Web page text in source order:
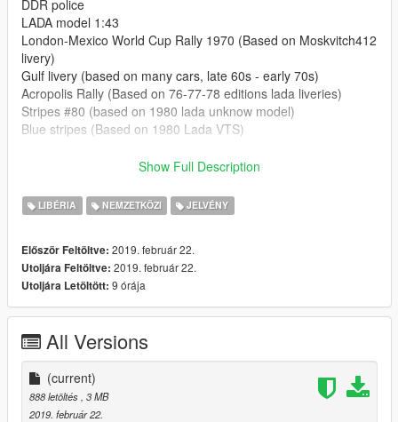
DDR police
LADA model 1:43
London-Mexico World Cup Rally 1970 (Based on Moskvitch412
livery)
Gulf livery (based on many cars, late 60s - early 70s)
Acropolis Rally (Based on 76-77-78 editions lada liveries)
Stripes #80 (based on 1980 lada unknow model)
Blue stripes (Based on 1980 Lada VTS)
Drop files in respective folders
model files
mods\update\x64\dlcpacks\patchday19ng\dlc.rpf\x64\levels\gta
Liveries
mods\update\x64\dlcpacks\patchday19ng\dlc.rpf\x64\levels\pat
chday19ng\vehiclemods\cheburek_mods.rpf
Show Full Description
LIBÉRIA NEMZETKÖZI JELVÉNY
Először Feltöltve: 2019. február 22.
Utoljára Feltöltve: 2019. február 22.
Utoljára Letöltött: 9 órája
All Versions
(current)
888 letöltés , 3 MB
2019. február 22.